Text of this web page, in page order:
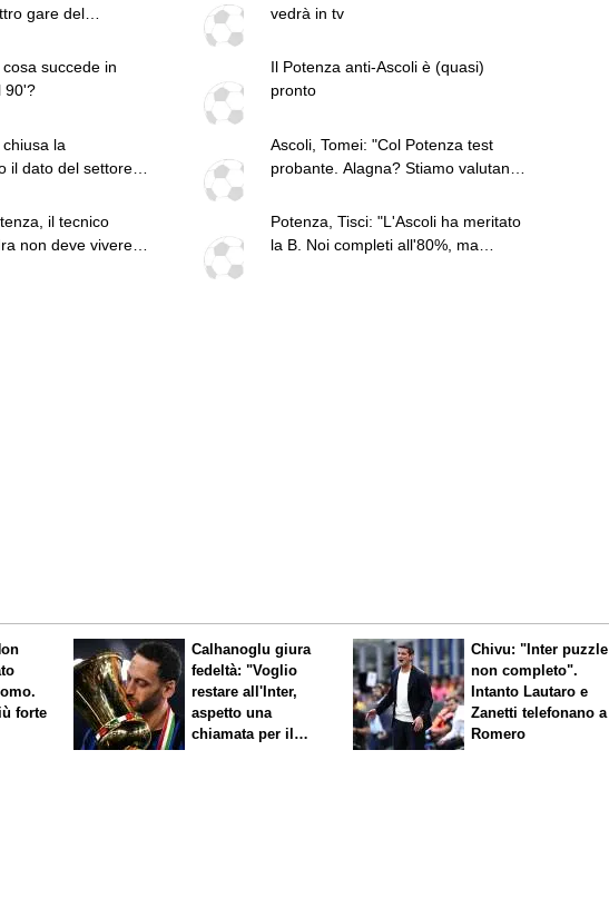
gare del
vedrà in tv
succede in
90'?
Il Potenza anti-Ascoli è (quasi)
pronto
la
il dato del settore
Ascoli, Tomei: "Col Potenza test
probante. Alagna? Stiamo valutando
il tecnico
non deve vivere
Potenza, Tisci: "L'Ascoli ha meritato
la B. Noi completi all'80%, ma
forte
Calhanoglu giura
fedeltà: "Voglio
restare all'Inter,
aspetto una
chiamata per il
Chivu: "Inter puzzle
non completo".
Intanto Lautaro e
Zanetti telefonano a
Romero